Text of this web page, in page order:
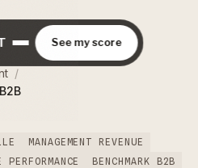
See my score
/
MANAGEMENT REVENUE
PERFORMANCE
BENCHMARK B2B